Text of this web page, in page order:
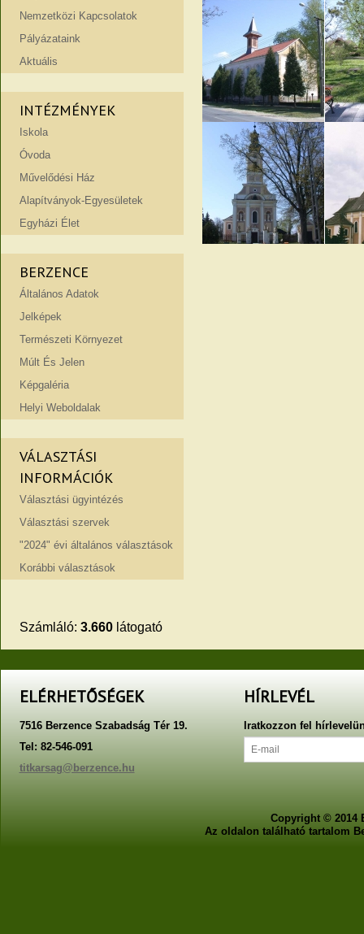
Nemzetközi Kapcsolatok
Pályázataink
Aktuális
INTÉZMÉNYEK
Iskola
Óvoda
Művelődési Ház
Alapítványok-Egyesületek
Egyházi Élet
BERZENCE
Általános Adatok
Jelképek
Természeti Környezet
Múlt És Jelen
Képgaléria
Helyi Weboldalak
VÁLASZTÁSI
INFORMÁCIÓK
Választási ügyintézés
Választási szervek
"2024" évi általános választások
Korábbi választások
Számláló: 3.660látogató
ELÉRHETŐSÉGEK
7516 Berzence Szabadság Tér 19.
Tel: 82-546-091
titkarsag@berzence.hu
HÍRLEVÉL
Iratkozzon fel
Copyright © 2014
Az oldalon található tartalom